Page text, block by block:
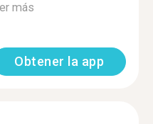
más
Obtener la app